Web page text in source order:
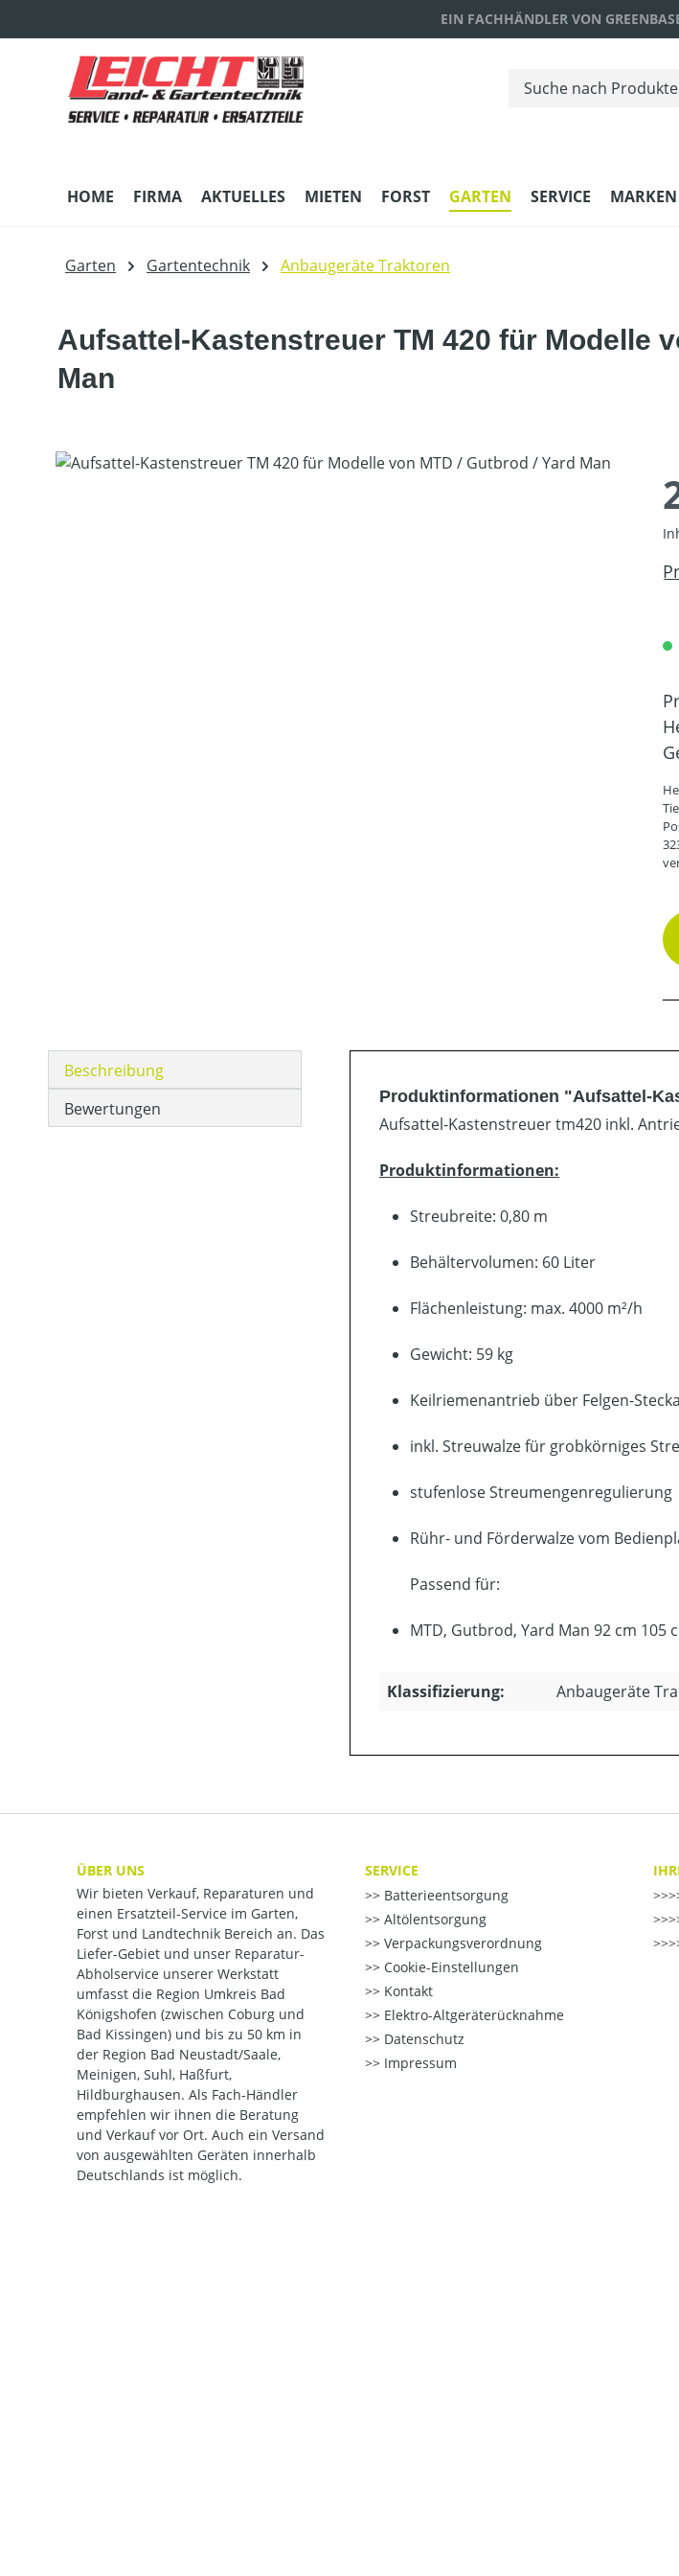
EIN FACHHÄNDLER VON
HOME FIRMA AKTUELLES MIETEN FORST GARTEN SERVICE MARKEN
Garten Gartentechnik Anbaugeräte Traktoren
Aufsattel-Kastenstreuer TM 420 für Modelle
Man
Bildergalerie überspringen
Beschreibung
Bewertungen
Produktinformationen "Aufsattel-
Aufsattel-Kastenstreuer tm420 inkl.
Produktinformationen:
Streubreite: 0,80 m
Behältervolumen: 60 Liter
Flächenleistung: max. 4000 m²/h
Gewicht: 59 kg
Keilriemenantrieb über Felgen-
inkl. Streuwalze für grobkörniges
stufenlose Streumengenregulierung
Rühr- und Förderwalze vom
Passend für:
MTD, Gutbrod, Yard Man 92 cm 105
Klassifizierung: Anbaugeräte
ÜBER UNS
Wir bieten Verkauf, Reparaturen und
einen Ersatzteil-Service im Garten,
Forst und Landtechnik Bereich an. Das
Liefer-Gebiet und unser Reparatur-
Abholservice unserer Werkstatt
umfasst die Region Umkreis Bad
Königshofen (zwischen Coburg und
Bad Kissingen) und bis zu 50 km in
der Region Bad Neustadt/Saale,
Meinigen, Suhl, Haßfurt,
Hildburghausen. Als Fach-Händler
empfehlen wir ihnen die Beratung
und Verkauf vor Ort. Auch ein Versand
von ausgewählten Geräten innerhalb
Deutschlands ist möglich.
SERVICE
Batterieentsorgung
Altölentsorgung
Verpackungsverordnung
Cookie-Einstellungen
Kontakt
Elektro-Altgeräterücknahme
Datenschutz
Impressum